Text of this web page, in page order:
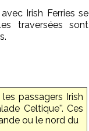
Irish Ferries se
traversées sont
passagers Irish
Celtique''. Ces
ou le nord du